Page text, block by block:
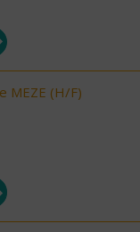
MEZE (H/F)